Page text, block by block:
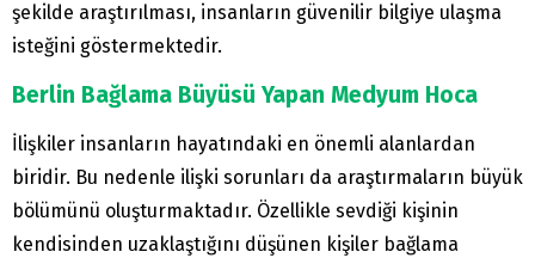
şekilde araştırılması, insanların güvenilir bilgiye ulaşma
isteğini göstermektedir.
Berlin Bağlama Büyüsü Yapan Medyum Hoca
İlişkiler insanların hayatındaki en önemli alanlardan
biridir. Bu nedenle ilişki sorunları da araştırmaların büyük
bölümünü oluşturmaktadır. Özellikle sevdiği kişinin
kendisinden uzaklaştığını düşünen kişiler bağlama